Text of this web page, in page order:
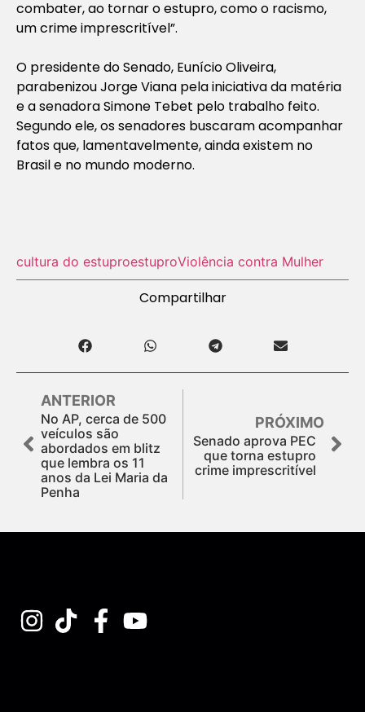
combater, ao tornar o estupro, como o racismo,
um crime imprescritível”.
O presidente do Senado, Eunício Oliveira,
parabenizou Jorge Viana pela iniciativa da matéria
e a senadora Simone Tebet pelo trabalho feito.
Segundo ele, os senadores buscaram acompanhar
fatos que, lamentavelmente, ainda existem no
Brasil e no mundo moderno.
cultura do estuproestuproViolência contra Mulher
Compartilhar
ANTERIOR
No AP, cerca de 500
veículos são
abordados em blitz
que lembra os 11
anos da Lei Maria da
Penha
PRÓXIMO
Senado aprova PEC
que torna estupro
crime imprescritível